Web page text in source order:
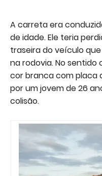
A carreta era
de idade. Ele teria
traseira do veículo
na rodovia. No sentido
cor branca com placa
por um jovem de 26
colisão.